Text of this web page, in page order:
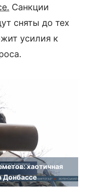
Санкции
сняты до тех
усилия к
хаотичная
Донбассе